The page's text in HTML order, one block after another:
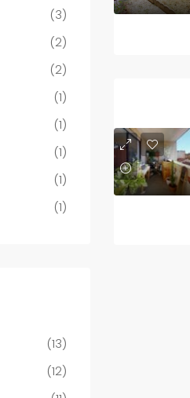
(3)
(2)
(2)
(1)
(1)
(1)
(1)
(1)
(13)
(12)